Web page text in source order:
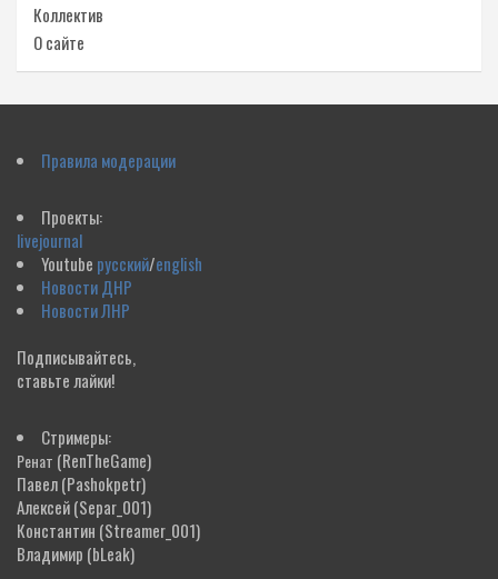
Коллектив
О сайте
Правила модерации
Проекты:
livejournal
Youtube русский/english
Новости ДНР
Новости ЛНР
Подписывайтесь,
ставьте лайки!
Стримеры:
Ренат (RenTheGame)
Павел(Pashokpetr)
Алексей(Separ_001)
Константин (Streamer_001)
Владимир (bLeak)